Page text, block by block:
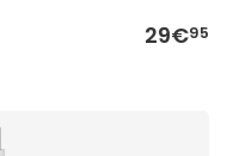
29€95